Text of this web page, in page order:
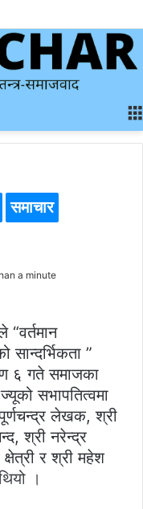
समाचार
a minute
“वर्तमान
सान्दर्भिकता ”
६ गते समाजका
सभापतित्वमा
पूर्णचन्द्र लेखक, श्री
श्री नरेन्द्र
र श्री महेश
।